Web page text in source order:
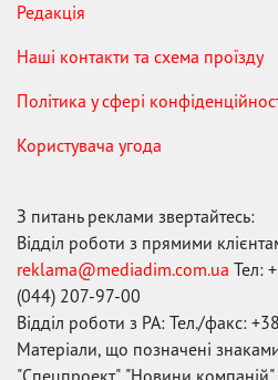
Редакція
Наші контакти та схема проїзду
Політика у сфері
Користувача угода
З питань реклами звертайтесь:
Відділ роботи з прямими
reklama@mediadim.com.ua Тел:
(044) 207-97-00
Відділ роботи з РА: Тел./факс:
Матеріали, що позначені